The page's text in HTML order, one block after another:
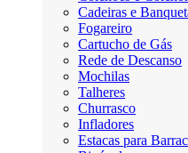
Cadeiras e
Fogareiro
Cartucho de Gás
Rede de Descanso
Mochilas
Talheres
Churrasco
Infladores
Estacas para